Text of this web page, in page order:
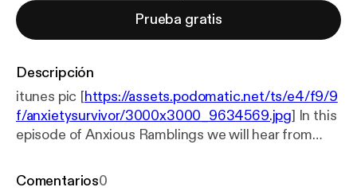
Prueba gratis
Descripción
itunes pic [https://assets.podomatic.net/ts/e4/f9/9
f/anxietysurvivor/3000x3000_9634569.jpg] In this
episode of Anxious Ramblings we will hear from
the benefits of using herbs,acupuncture, and
Comentarios0